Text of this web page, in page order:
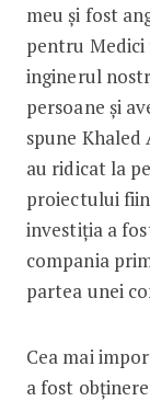
meu și fost
pentru
inginerul
persoane și
spune Khaled
au ridicat la
proiectului
investiția a
compania
partea unei
Cea mai
a fost